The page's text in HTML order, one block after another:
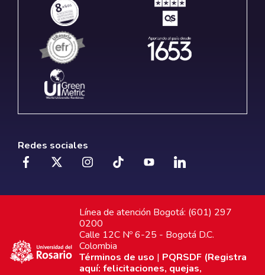
Redes sociales
Línea de atención Bogotá: (601) 297
0200
Calle 12C Nº 6-25 - Bogotá D.C.
Colombia
Términos de uso | PQRSDF (Registra
aquí: felicitaciones, quejas,